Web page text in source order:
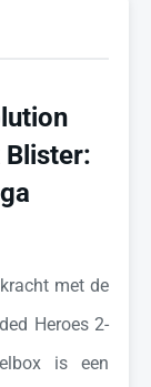
Blister:
met de
Heroes 2-
is een